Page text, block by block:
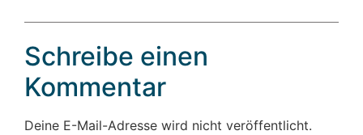
Schreibe einen
Kommentar
Deine E-Mail-Adresse wird nicht veröffentlicht.